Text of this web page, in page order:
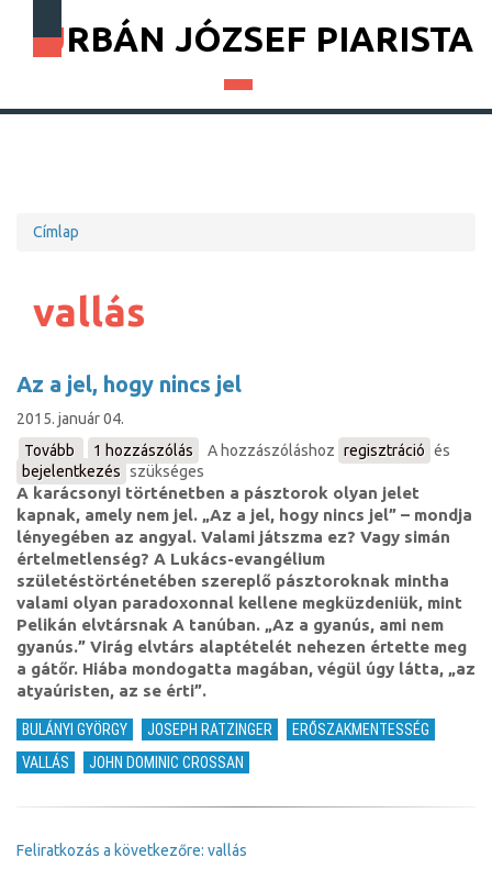
URBÁN JÓZSEF PIARISTA
Címlap
vallás
Az a jel, hogy nincs jel
2015. január 04.
Tovább
(Az
a
jel,
hogy
nincs
jel)
1 hozzászólás A hozzászóláshoz regisztráció és
bejelentkezés szükséges
A karácsonyi történetben a pásztorok olyan jelet
kapnak, amely nem jel. „Az a jel, hogy nincs jel” – mondja
lényegében az angyal. Valami játszma ez? Vagy simán
értelmetlenség? A Lukács-evangélium
születéstörténetében szereplő pásztoroknak mintha
valami olyan paradoxonnal kellene megküzdeniük, mint
Pelikán elvtársnak A tanúban. „Az a gyanús, ami nem
gyanús.” Virág elvtárs alaptételét nehezen értette meg
a gátőr. Hiába mondogatta magában, végül úgy látta, „az
atyaúristen, az se érti”.
BULÁNYI GYÖRGY JOSEPH RATZINGER
ERŐSZAKMENTESSÉG
VALLÁS
JOHN DOMINIC CROSSAN
Feliratkozás a következőre: vallás